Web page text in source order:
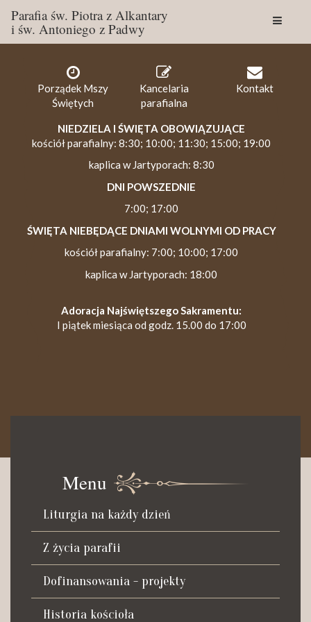
Parafia św. Piotra z Alkantary
i św. Antoniego z Padwy
Porządek Mszy
Świętych
Kancelaria
parafialna
Kontakt
NIEDZIELA I ŚWIĘTA OBOWIĄZUJĄCE
kościół parafialny: 8:30; 10:00; 11:30; 15:00; 19:00
kaplica w Jartyporach: 8:30
DNI POWSZEDNIE
7:00; 17:00
ŚWIĘTA NIEBĘDĄCE DNIAMI WOLNYMI OD PRACY
kościół parafialny: 7:00; 10:00; 17:00
kaplica w Jartyporach: 18:00
Adoracja Najświętszego Sakramentu:
I piątek miesiąca od godz. 15.00 do 17:00
Czynna od poniedziałku do soboty do godz. 8.30 oraz po Mszy
św. wieczornej do godz. 18.00.
Telefon dyżurny: +48 665 034 305
Zwiedzanie kościoła i ekspozycji muzealnej:
kustosz-przewodnik
Roman Postek + 48 667 684 406
Parafia św. Piotra z Alkantary
i św. Antoniego z Padwy
Menu
Liturgia na każdy dzień
Z życia parafii
Dofinansowania - projekty
Historia kościoła